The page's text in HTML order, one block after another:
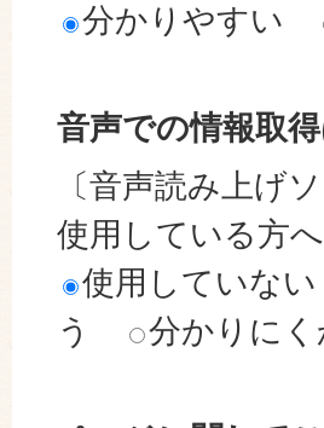
分かりやすい
音声での情報取
〔音声読み上げ
使用している方
使用していない
う
分かりにく